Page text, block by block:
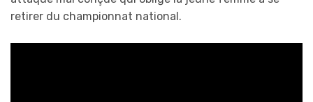
retirer du championnat national.